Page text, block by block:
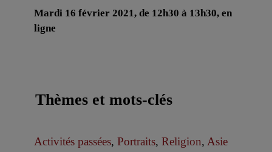
Mardi 16 février 2021, de 12h30 à 13h30, en
ligne
Thèmes et mots-clés
Activités passées, Portraits, Religion, Asie